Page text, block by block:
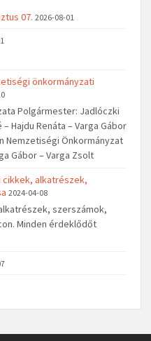
07. 2026-08-01
önkormányzati
Polgármester: Jadlóczki
Hajdu Renáta – Varga Gábor
Nemzetiségi Önkormányzat
Gábor – Varga Zsolt
cikkek, alkatrészek,
2024-04-08
szerszámok,
Minden érdeklődőt